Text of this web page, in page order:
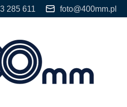
285 611 foto@400mm.pl